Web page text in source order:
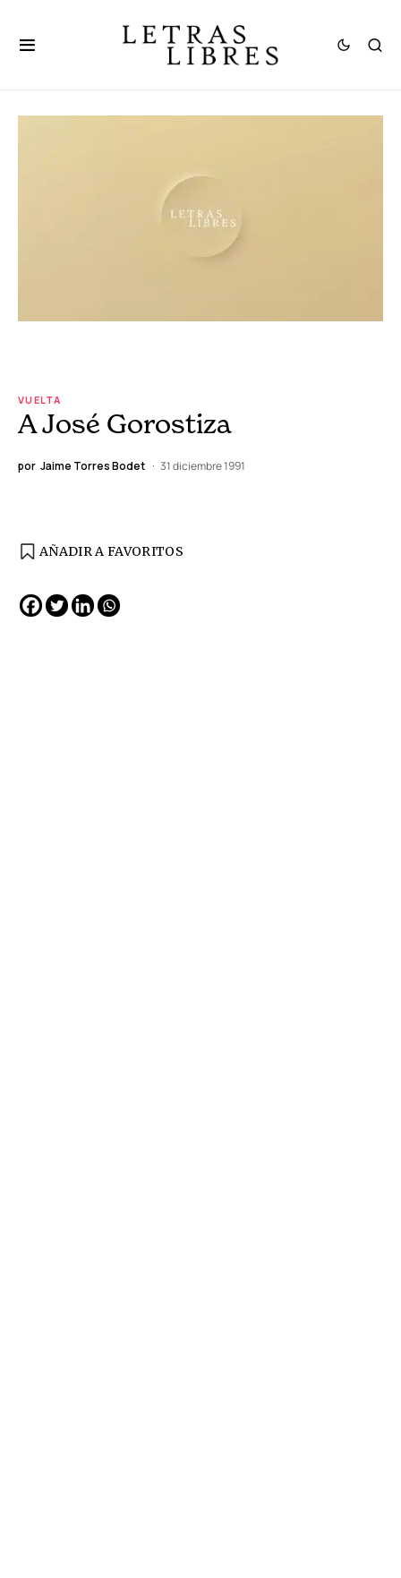
VUELTA
A José Gorostiza
por Jaime Torres Bodet 31 diciembre 1991
AÑADIR A FAVORITOS